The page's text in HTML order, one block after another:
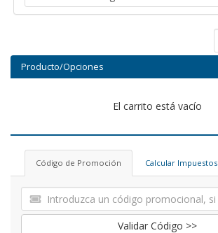
Producto/Opciones
El carrito está vacío
Código de Promoción Calcular Impuestos
Validar Código >>